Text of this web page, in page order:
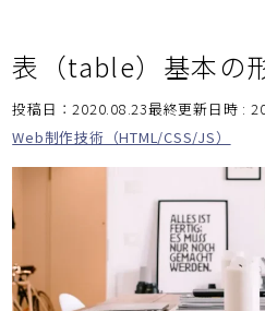
表（table）基本の
投稿日：2020.08.23最終更新日時 :
Web制作技術（HTML/CSS/JS）